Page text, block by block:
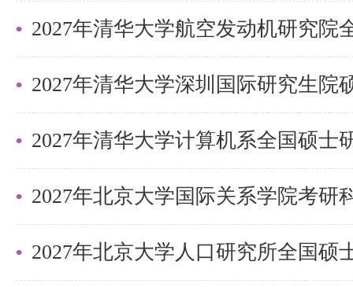
2027年清华大学深圳国际研究生院
2027年北京大学国际关系学院考研